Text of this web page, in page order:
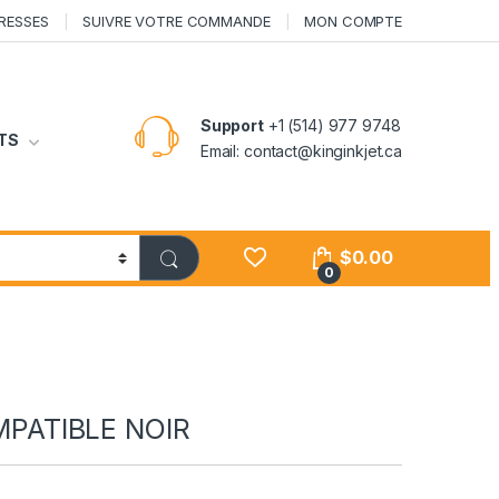
SUIVRE VOTRE COMMANDE MON COMPTE
Support+1 (514) 977 9748
Email: contact@kinginkjet.ca
0
$0.00
NOIR